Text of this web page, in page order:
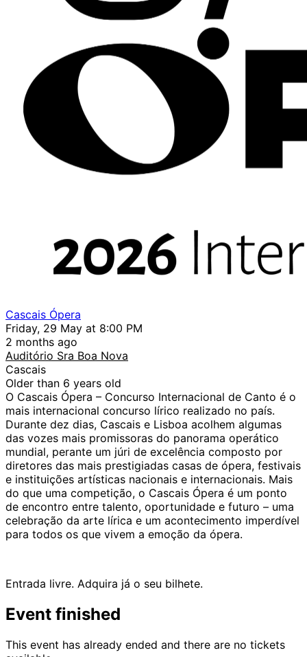
Cascais Ópera
Friday, 29 May at 8:00 PM
2 months ago
Auditório Sra Boa Nova
Cascais
Older than 6 years old
O Cascais Ópera – Concurso Internacional de Canto é o
mais internacional concurso lírico realizado no país.
Durante dez dias, Cascais e Lisboa acolhem algumas
das vozes mais promissoras do panorama operático
mundial, perante um júri de excelência composto por
diretores das mais prestigiadas casas de ópera, festivais
e instituições artísticas nacionais e internacionais. Mais
do que uma competição, o Cascais Ópera é um ponto
de encontro entre talento, oportunidade e futuro – uma
celebração da arte lírica e um acontecimento imperdível
para todos os que vivem a emoção da ópera.
Entrada livre. Adquira já o seu bilhete.
Event finished
This event has already ended and there are no tickets